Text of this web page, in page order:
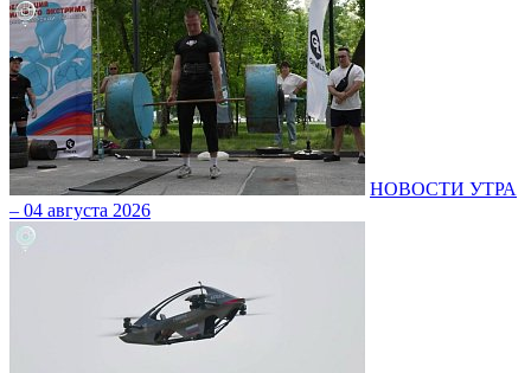
НОВОСТИ УТРА
– 04 августа 2026